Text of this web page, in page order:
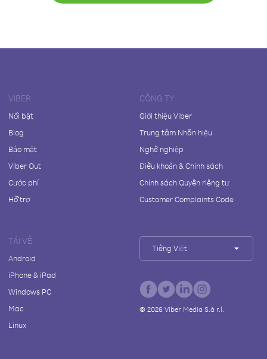
VIBER
Nổi bật
Blog
Bảo mật
Viber Out
Cước phí
Hỗ trợ
CÔNG TY
Giới thiệu Viber
Trung tâm Nhãn hiệu
Nghề nghiệp
Điều khoản & Chính sách
Chính sách Quyền riêng tư
Customer Complaints Code
TẢI VỀ
Android
iPhone & iPad
Windows PC
Mac
Linux
Tiếng Việt
© 2026Viber Media S.à r.l.